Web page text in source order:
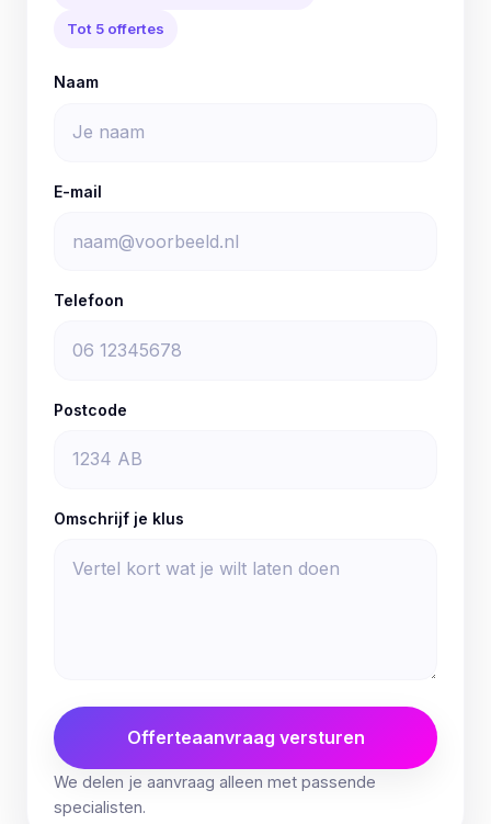
Tot 5 offertes
Naam
E-mail
Telefoon
Postcode
Omschrijf je klus
Offerteaanvraag versturen
We delen je aanvraag alleen met passende
specialisten.